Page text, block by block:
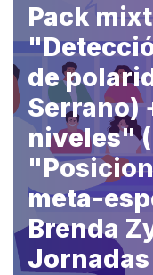
Pack
de
Serrano)
niveles"
meta-
Brenda